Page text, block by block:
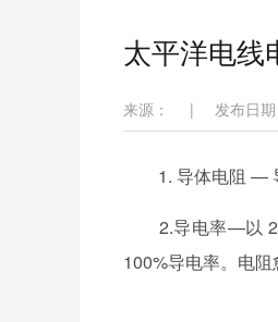
太平洋电线
来源： | 发布日
1. 导体电阻 — 导
2.导电率—以
100%导电率。电阻